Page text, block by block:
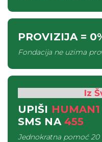
PROVIZIJA=
Fondacija ne uzima
Iz
UPIŠI HUMAN1
SMS NA 455
Jednokratna pomoć20